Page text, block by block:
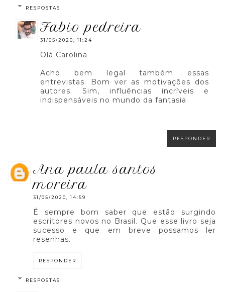
RESPOSTAS
fabio pedreira
31/05/2020, 11:24
Olá Carolina
Acho bem legal também essas
entrevistas. Bom ver as motivações dos
autores. Sim, influências incríveis e
indispensáveis no mundo da fantasia.
RESPONDER
ana paula santos
moreira
31/05/2020, 14:59
É sempre bom saber que estão surgindo
escritores novos no Brasil. Que esse livro seja
sucesso e que em breve possamos ler
resenhas.
RESPONDER
RESPOSTAS